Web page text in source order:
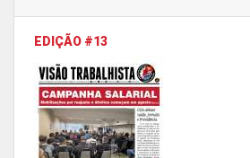
EDIÇÃO #13